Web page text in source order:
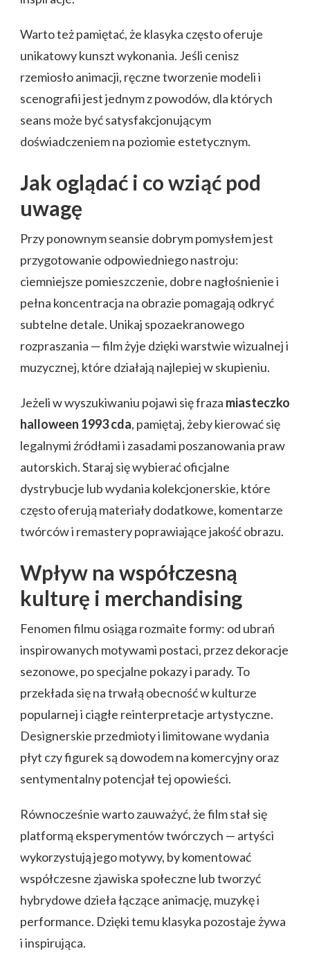
Warto też pamiętać, że klasyka często oferuje
unikatowy kunszt wykonania. Jeśli cenisz
rzemiosło animacji, ręczne tworzenie modeli i
scenografii jest jednym z powodów, dla których
seans może być satysfakcjonującym
doświadczeniem na poziomie estetycznym.
Jak oglądać i co wziąć pod
uwagę
Przy ponownym seansie dobrym pomysłem jest
przygotowanie odpowiedniego nastroju:
ciemniejsze pomieszczenie, dobre nagłośnienie i
pełna koncentracja na obrazie pomagają odkryć
subtelne detale. Unikaj spozaekranowego
rozpraszania — film żyje dzięki warstwie wizualnej i
muzycznej, które działają najlepiej w skupieniu.
Jeżeli w wyszukiwaniu pojawi się fraza miasteczko
halloween 1993 cda, pamiętaj, żeby kierować się
legalnymi źródłami i zasadami poszanowania praw
autorskich. Staraj się wybierać oficjalne
dystrybucje lub wydania kolekcjonerskie, które
często oferują materiały dodatkowe, komentarze
twórców i remastery poprawiające jakość obrazu.
Wpływ na współczesną
kulturę i merchandising
Fenomen filmu osiąga rozmaite formy: od ubrań
inspirowanych motywami postaci, przez dekoracje
sezonowe, po specjalne pokazy i parady. To
przekłada się na trwałą obecność w kulturze
popularnej i ciągłe reinterpretacje artystyczne.
Designerskie przedmioty i limitowane wydania
płyt czy figurek są dowodem na komercyjny oraz
sentymentalny potencjał tej opowieści.
Równocześnie warto zauważyć, że film stał się
platformą eksperymentów twórczych — artyści
wykorzystują jego motywy, by komentować
współczesne zjawiska społeczne lub tworzyć
hybrydowe dzieła łączące animację, muzykę i
performance. Dzięki temu klasyka pozostaje żywa
i inspirująca.